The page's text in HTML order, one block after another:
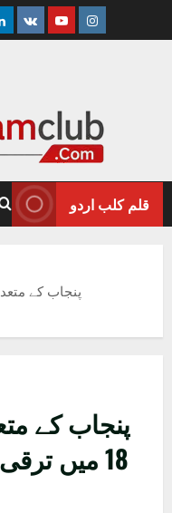
VK YoutubeInstagram
قلم کلب اردو
پنجاب کے
18 میں